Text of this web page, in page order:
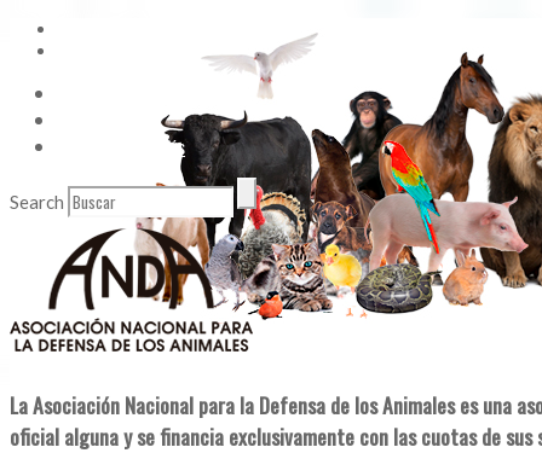
Enlaces de Interés
Search
La Asociación Nacional para la Defensa de los Animales es una
oficial alguna y se financia exclusivamente con las cuotas de sus